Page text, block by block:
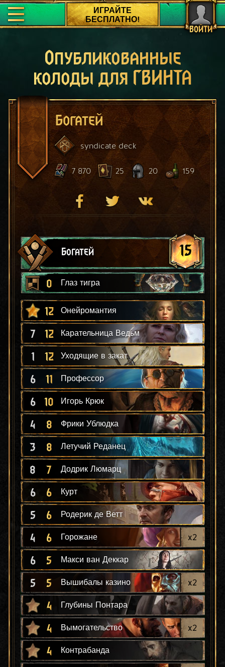
ВОЙТИ
ИГРАЙТЕ
БЕСПЛАТНО!
Опубликованные
колоды для ГВИНТА
Богатей
syndicate deck
7 870 25 20 159
Богатей 15
0 Глаз тигра
12 Онейромантия
7 12 Карательница Ведьм
1 12 Уходящие в закат
6 11 Профессор
6 10 Игорь Крюк
4 8 Фрики Ублюдка
3 8 Летучий Реданец
8 7 Додрик Люмарц
6 6 Курт
5 6 Родерик де Ветт
4 6 Горожане x2
6 5 Макси ван Деккар
5 5 Вышибалы казино x2
4 Глубины Понтара
4 Вымогательство x2
4 Контрабанда